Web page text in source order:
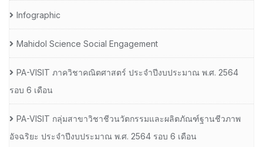
Infographic
Mahidol Science Social Engagement
PA-VISIT ภาควิชาคณิตศาสตร์ ประจำปีงบประมาณ พ.ศ. 2564
รอบ 6 เดือน
PA-VISIT กลุ่มสาขาวิชาชีวนวัตกรรมและผลิตภัณฑ์ฐานชีวภาพ
อัจฉริยะ ประจำปีงบประมาณ พ.ศ. 2564 รอบ 6 เดือน